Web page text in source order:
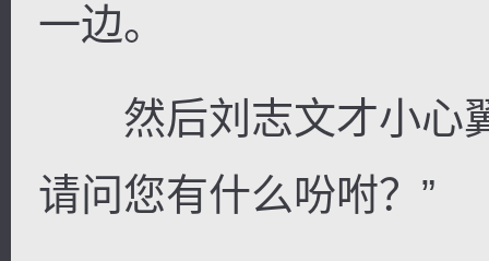
一边。
然后刘志文才小心
请问您有什么吩咐？”